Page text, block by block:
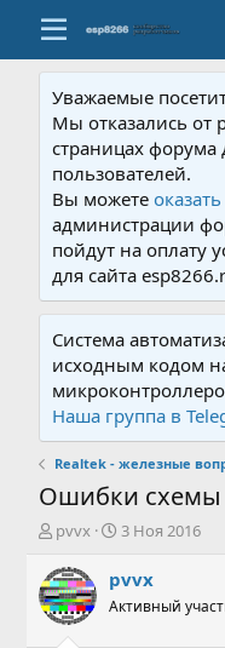
Уважаемые
Мы отказались от
страницах
пользователей.
Вы можете
администрации
пойдут на оплату
для сайта
Система
исходным кодом
Наша группа в
Realtek - железные
Ошибки схемы
А
т
о
р
pvvx
Д
т
н
3 Ноя 2016
pvvx
Активный